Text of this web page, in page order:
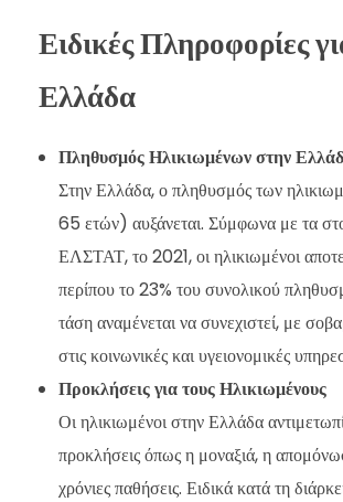
Ειδικές Πληροφορίες
Ελλάδα
Πληθυσμός Ηλικιωμένων στην
Στην Ελλάδα, ο πληθυσμός των
65 ετών) αυξάνεται. Σύμφωνα με τα
ΕΛΣΤΑΤ, το 2021, οι ηλικιωμένοι
περίπου το 23% του συνολικού
τάση αναμένεται να συνεχιστεί, με
στις κοινωνικές και υγειονομικές
Προκλήσεις για τους Ηλικιωμένους
Οι ηλικιωμένοι στην Ελλάδα
προκλήσεις όπως η μοναξιά, η
χρόνιες παθήσεις. Ειδικά κατά τη